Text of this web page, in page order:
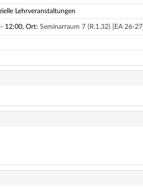
Lehrveranstaltungen
12:00, Ort: Seminarraum 7 (R.1.32) [EA 26-27]